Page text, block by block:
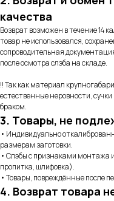
качества
Возврат возможен в течение 14
товар не использовался,
сопроводительная
после осмотра слэба на складе.
!! Так как материал
естественные неровности,
браком.
3. Товары, не
• Индивидуально
размерам заготовки.
• Слэбы с признаками монтажа
пропитка, шлифовка).
• Товары, повреждённые после
4. Возврат товара